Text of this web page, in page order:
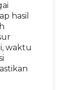
hasil
waktu